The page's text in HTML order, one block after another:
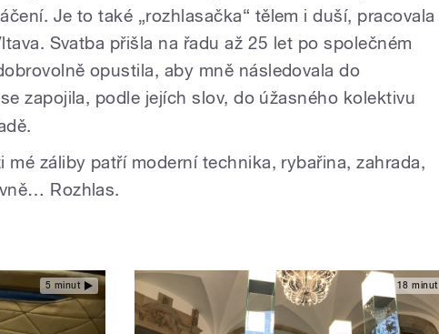
Je to také „rozhlasačka“ tělem i duší, pracovala
Svatba přišla na řadu až 25 let po společném
opustila, aby mně následovala do
zapojila, podle jejích slov, do úžasného kolektivu
mé záliby patří moderní technika, rybařina, zahrada,
Rozhlas.
5 minut 18 minut